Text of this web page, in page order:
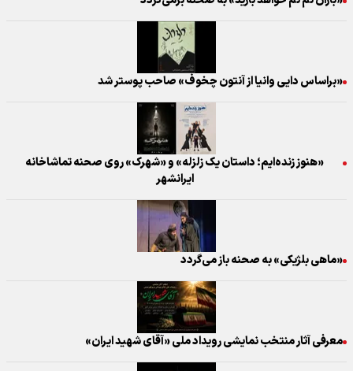
«براساس دایی‌ وانیا از آنتون چخوف» صاحب پوستر شد
«هنوز زنده‌ایم؛ داستان یک زلزله» و «شهرک» روی صحنه تماشاخانه
ایرانشهر
«ماهی بلژیکی» به صحنه باز می‌گردد
معرفی آثار منتخب نمایشی رویداد ملی «آقای شهید ایران»